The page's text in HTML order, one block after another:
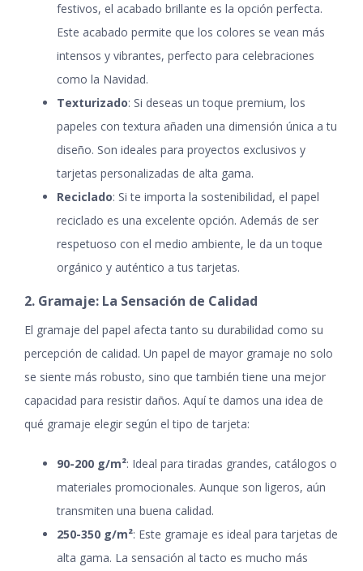
festivos, el acabado brillante es la opción perfecta.
Este acabado permite que los colores se vean más
intensos y vibrantes, perfecto para celebraciones
como la Navidad.
Texturizado: Si deseas un toque premium, los
papeles con textura añaden una dimensión única a tu
diseño. Son ideales para proyectos exclusivos y
tarjetas personalizadas de alta gama.
Reciclado: Si te importa la sostenibilidad, el papel
reciclado es una excelente opción. Además de ser
respetuoso con el medio ambiente, le da un toque
orgánico y auténtico a tus tarjetas.
2. Gramaje: La Sensación de Calidad
El gramaje del papel afecta tanto su durabilidad como su
percepción de calidad. Un papel de mayor gramaje no solo
se siente más robusto, sino que también tiene una mejor
capacidad para resistir daños. Aquí te damos una idea de
qué gramaje elegir según el tipo de tarjeta:
90-200 g/m²: Ideal para tiradas grandes, catálogos o
materiales promocionales. Aunque son ligeros, aún
transmiten una buena calidad.
250-350 g/m²: Este gramaje es ideal para tarjetas de
alta gama. La sensación al tacto es mucho más